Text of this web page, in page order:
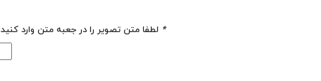
* لطفا متن تصویر را در جعبه متن وارد کنید